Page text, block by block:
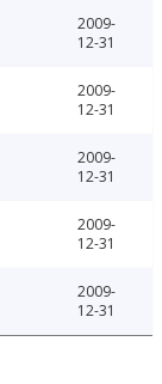
2009-
12-31
2009-
12-31
2009-
12-31
2009-
12-31
2009-
12-31